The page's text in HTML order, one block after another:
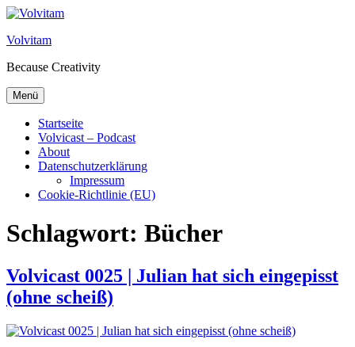
Zum Inhalt springen
Volvitam
Because Creativity
Menü
Startseite
Volvicast – Podcast
About
Datenschutzerklärung
Impressum
Cookie-Richtlinie (EU)
Schlagwort: Bücher
Volvicast 0025 | Julian hat sich eingepisst
(ohne scheiß)